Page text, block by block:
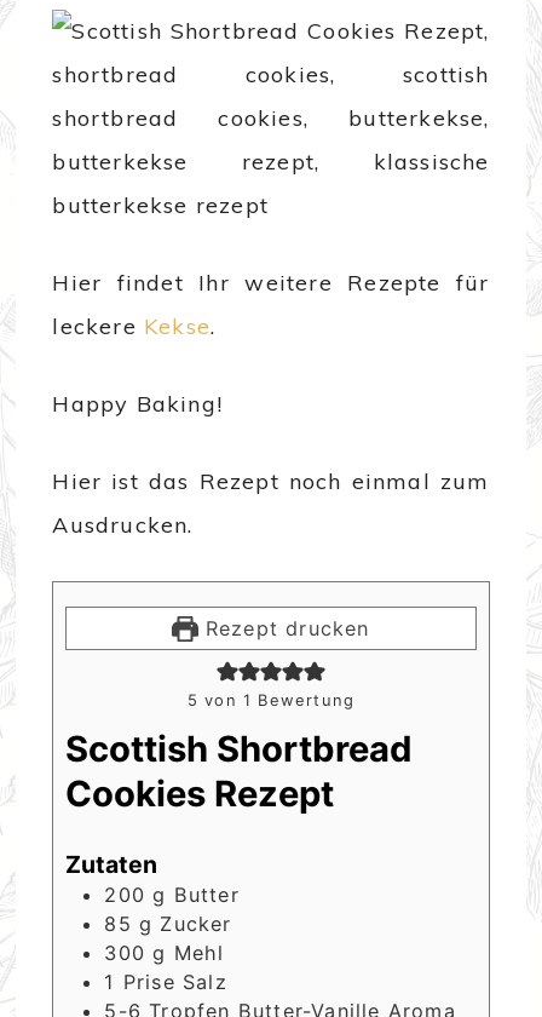
Hier findet Ihr weitere Rezepte für
leckere Kekse.
Happy Baking!
Hier ist das Rezept noch einmal zum
Ausdrucken.
Rezept drucken
5 von 1 Bewertung
Scottish Shortbread
Cookies Rezept
Zutaten
200 g Butter
85 g Zucker
300 g Mehl
1 Prise Salz
5-6 Tropfen Butter-Vanille Aroma